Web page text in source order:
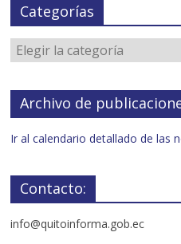
Categorías
Archivo de
Ir al calendario detallado de las
Contacto:
info@quitoinforma.gob.ec